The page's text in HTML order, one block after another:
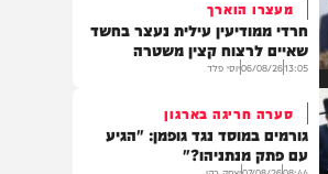
כך תתמודד ישראל עם איום רחפני
הנפץ
08:32
06/08/26יענקי גולדן
מעצרו הוארך
חרדי ממודיעין עילית נעצר בחשד
שאיים לרצוח קצין משטרה
13:05
06/08/26 יוסי פלד